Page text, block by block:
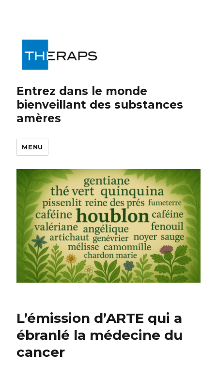
Entrez dans le monde
bienveillant des substances
amères
MENU
L’émission d’ARTE qui a
ébranlé la médecine du
cancer